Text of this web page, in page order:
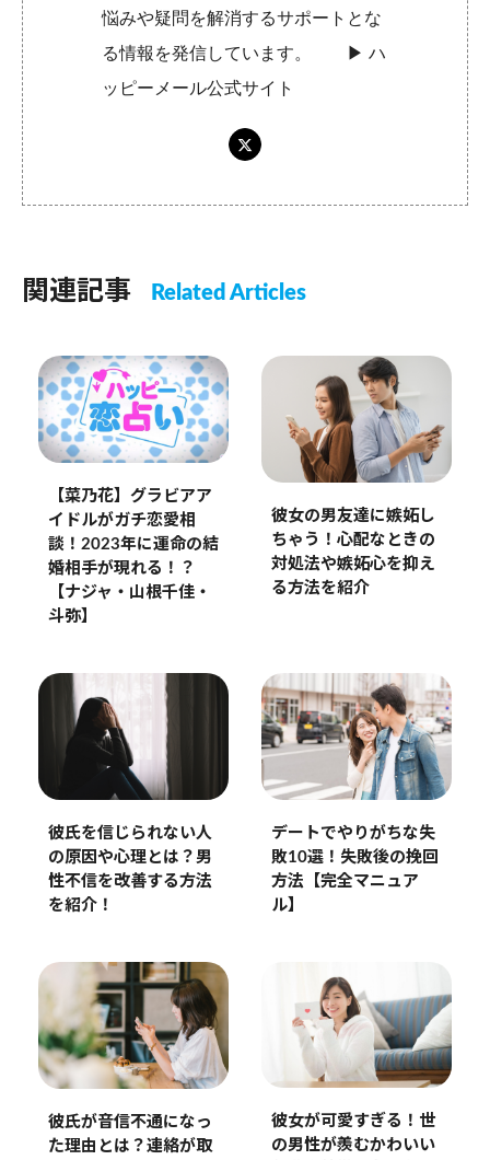
悩みや疑問を解消するサポートとな
る情報を発信しています。 ▶︎ハ
ッピーメール公式サイト
関連記事 Related Articles
【菜乃花】グラビアア
イドルがガチ恋愛相
談！2023年に運命の結
婚相手が現れる！？
【ナジャ・山根千佳・
斗弥】
彼女の男友達に嫉妬し
ちゃう！心配なときの
対処法や嫉妬心を抑え
る方法を紹介
彼氏を信じられない人
の原因や心理とは？男
性不信を改善する方法
を紹介！
デートでやりがちな失
敗10選！失敗後の挽回
方法【完全マニュア
ル】
彼氏が音信不通になっ
た理由とは？連絡が取
彼女が可愛すぎる！世
の男性が羨むかわいい